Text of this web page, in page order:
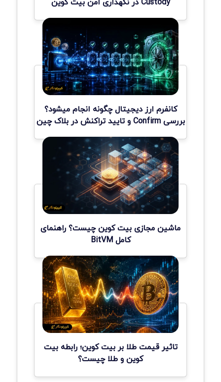
کانفرم ارز دیجیتال چگونه انجام میشود؟
بررسی Confirm و تایید تراکنش در بلاک چین
ماشین مجازی بیت کوین چیست؟ راهنمای
کامل BitVM
تاثیر قیمت طلا بر بیت کوین؛ رابطه بیت
کوین و طلا چیست؟